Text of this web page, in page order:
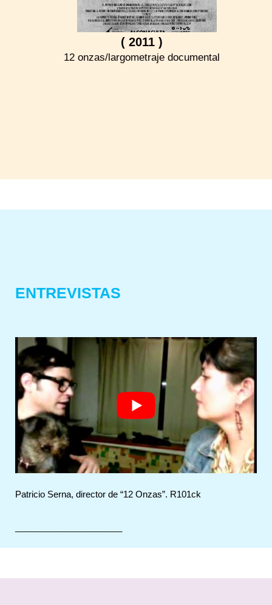
( 2011 )
12 onzas/largometraje documental
ENTREVISTAS
Patricio Serna, director de “12 Onzas”. R101ck